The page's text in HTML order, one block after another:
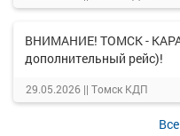
ВНИМАНИЕ! ТОМСК -
дополнительный рейс)!
29.05.2026 || Томск КДП